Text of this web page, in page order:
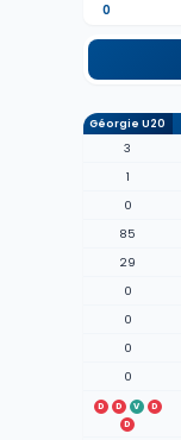
0
Géorgie U20
3
1
0
85
29
0
0
0
0
D D V
D
D